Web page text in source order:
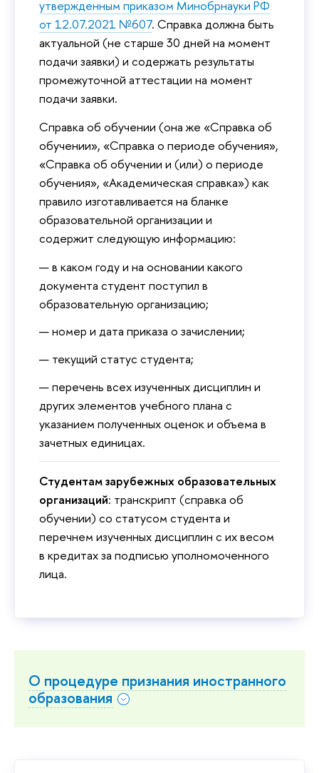
утвержденным приказом Минобрнауки РФ
от 12.07.2021 №607. Справка должна быть
актуальной (не старше 30 дней на момент
подачи заявки) и содержать результаты
промежуточной аттестации на момент
подачи заявки.
Справка об обучении (она же «Справка об
обучении», «Справка о периоде обучения»,
«Справка об обучении и (или) о периоде
обучения», «Академическая справка») как
правило изготавливается на бланке
образовательной организации и
содержит следующую информацию:
в каком году и на основании какого
документа студент поступил в
образовательную организацию;
номер и дата приказа о зачислении;
текущий статус студента;
перечень всех изученных дисциплин и
других элементов учебного плана с
указанием полученных оценок и объема в
зачетных единицах.
Студентам зарубежных образовательных
организаций: транскрипт (справка об
обучении) со статусом студента и
перечнем изученных дисциплин с их весом
в кредитах за подписью уполномоченного
лица.
О процедуре признания иностранного
образования